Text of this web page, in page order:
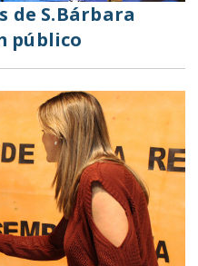
de S.Bárbara
público